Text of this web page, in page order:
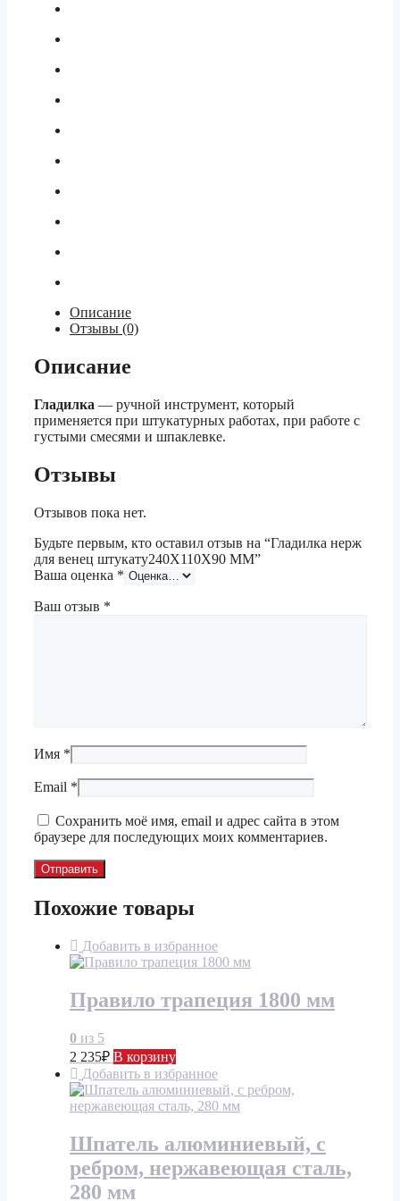
Описание
Отзывы (0)
Описание
Гладилка — ручной инструмент, который
применяется при штукатурных работах, при работе с
густыми смесями и шпаклевке.
Отзывы
Отзывов пока нет.
Будьте первым, кто оставил отзыв на “Гладилка нерж
для венец штукату240X110X90 MM”
Ваша оценка *
Ваш отзыв *
Имя *
Email *
Сохранить моё имя, email и адрес сайта в этом
браузере для последующих моих комментариев.
Похожие товары
Добавить в избранное
Правило трапеция 1800 мм
0 из 5
2 235₽ В корзину
Добавить в избранное
Шпатель алюминиевый, с
ребром, нержавеющая сталь,
280 мм